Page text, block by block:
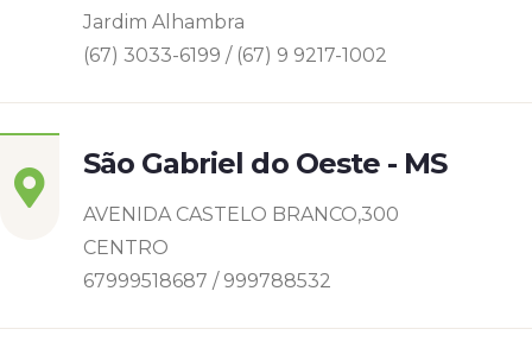
Jardim Alhambra
(67) 3033-6199 / (67) 9 9217-1002
São Gabriel do Oeste - MS
AVENIDA CASTELO BRANCO,300
CENTRO
67999518687 / 999788532